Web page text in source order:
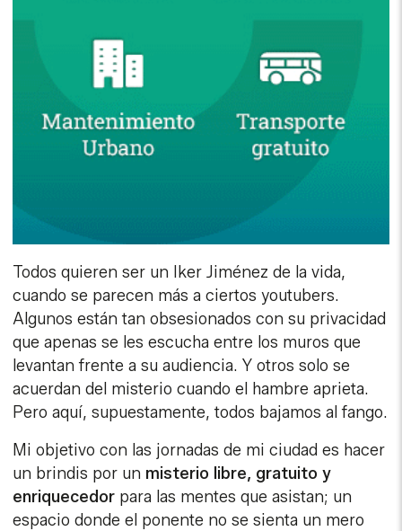
Todos quieren ser un Iker Jiménez de la vida,
cuando se parecen más a ciertos youtubers.
Algunos están tan obsesionados con su privacidad
que apenas se les escucha entre los muros que
levantan frente a su audiencia. Y otros solo se
acuerdan del misterio cuando el hambre aprieta.
Pero aquí, supuestamente, todos bajamos al fango.
Mi objetivo con las jornadas de mi ciudad es hacer
un brindis por un misterio libre, gratuito y
enriquecedor para las mentes que asistan; un
espacio donde el ponente no se sienta un mero